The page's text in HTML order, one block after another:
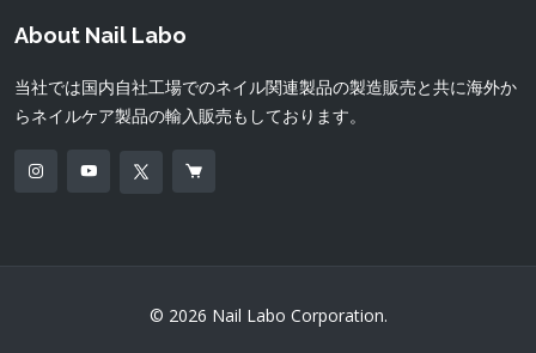
About Nail Labo
当社では国内自社工場でのネイル関連製品の製造販売と共に海外か
らネイルケア製品の輸入販売もしております。
© 2026 Nail Labo Corporation.